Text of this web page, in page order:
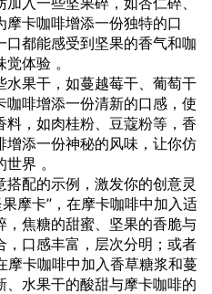
卡咖啡增添一份独特的口
都能感受到坚果的香气和咖
体验 。
果干，如蔓越莓干、葡萄干
啡增添一份清新的口感，使
，如肉桂粉、豆蔻粉等，香
添一份神秘的风味，让你仿
界 。
配的示例，激发你的创意灵
摩卡”，在摩卡咖啡中加入适
焦糖的甜蜜、坚果的香脆与
，口感丰富，层次分明；或者
摩卡咖啡中加入香草糖浆和蔓
水果干的酸甜与摩卡咖啡的